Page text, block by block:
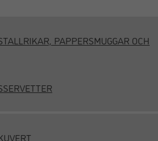
PAPPERSMUGGAR OCH